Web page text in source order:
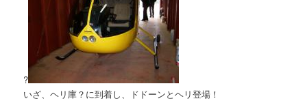
?
いざ、ヘリ庫？に到着し、ドドーンとヘリ登場！